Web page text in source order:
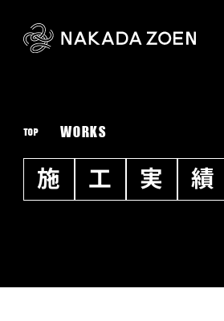
TOP WORKS
施 工 実 績